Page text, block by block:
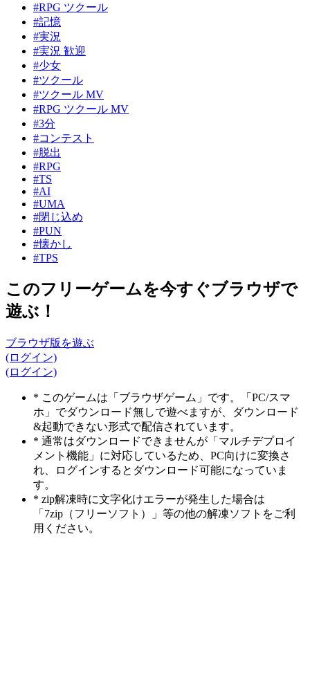
#RPG ツクール
#記憶
#実況
#実況 歓迎
#少女
#ツクール
#ツクール MV
#RPG ツクール MV
#3分
#コンテスト
#脱出
#RPG
#TS
#AI
#UMA
#閉じ込め
#PUN
#懐かし
#TPS
このフリーゲームを今すぐブラウザで
遊ぶ！
ブラウザ版を遊ぶ
(ログイン)
(ログイン)
* このゲームは「ブラウザゲーム」です。「PC/スマ
ホ」でダウンロード無しで遊べますが、ダウンロード
&起動できない形式で配信されています。
* 通常はダウンロードできませんが「マルチデプロイ
メント機能」に対応しているため、PC向けに変換さ
れ、ログインするとダウンロード可能になっていま
す。
* zip解凍時に文字化けエラーが発生した場合は
「7zip（フリーソフト）」等の他の解凍ソフトをご利
用ください。